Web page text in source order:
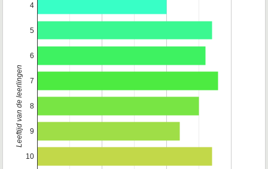
4
5
6
7
8
9
10
Leeftijd van de leerlingen